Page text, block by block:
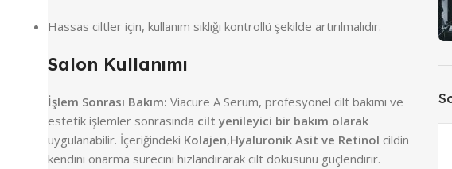
Hassas ciltler için, kullanım sıklığı kontrollü şekilde artırılmalıdır.
Salon Kullanımı
İşlem Sonrası Bakım: Viacure A Serum, profesyonel cilt bakımı ve
estetik işlemler sonrasında cilt yenileyici bir bakım olarak
uygulanabilir. İçeriğindeki Kolajen,Hyaluronik Asit ve Retinol cildin
kendini onarma sürecini hızlandırarak cilt dokusunu güçlendirir.